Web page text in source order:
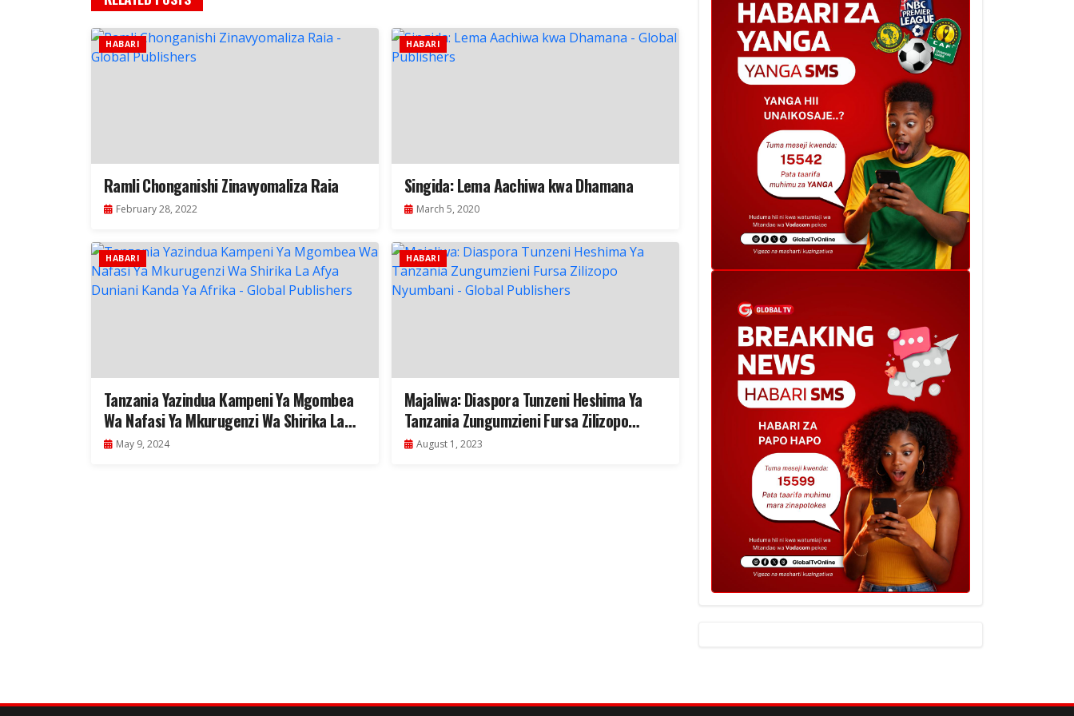
HABARI
Ramli Chonganishi Zinavyomaliza Raia
February 28, 2022
HABARI
Singida: Lema Aachiwa kwa Dhamana
March 5, 2020
HABARI
Tanzania Yazindua Kampeni Ya Mgombea
Wa Nafasi Ya Mkurugenzi Wa Shirika La
Afya Duniani Kanda Ya Afrika
May 9, 2024
HABARI
Majaliwa: Diaspora Tunzeni Heshima Ya
Tanzania Zungumzieni Fursa Zilizopo
Nyumbani
August 1, 2023